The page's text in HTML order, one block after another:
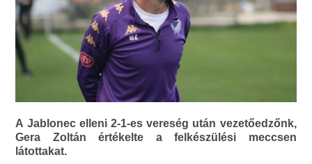
A Jablonec elleni 2-1-es vereség után vezetőedzőnk,
Gera Zoltán értékelte a felkészülési meccsen
látottakat.